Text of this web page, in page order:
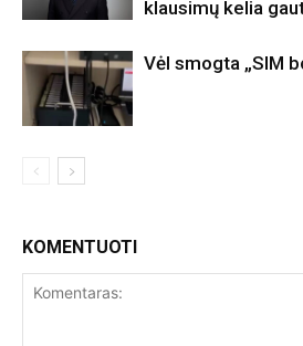
klausimų kelia
Vėl smogta „SIM
KOMENTUOTI